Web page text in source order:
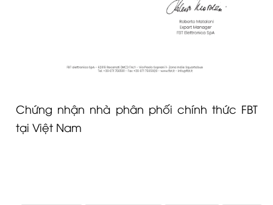
Chứng nhận nhà phân phối chính thức FBT
tại Việt Nam